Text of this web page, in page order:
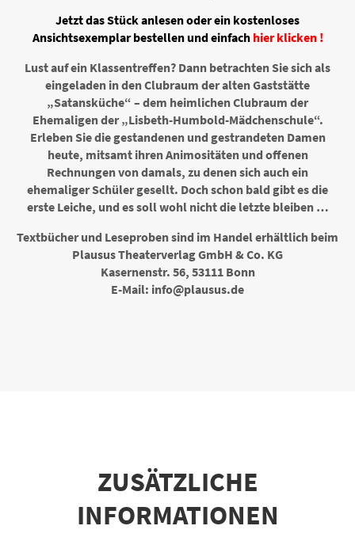
Jetzt das Stück anlesen oder ein kostenloses
Ansichtsexemplar bestellen und einfach hier klicken !
Lust auf ein Klassentreffen? Dann betrachten Sie sich als
eingeladen in den Clubraum der alten Gaststätte
„Satansküche“ – dem heimlichen Clubraum der
Ehemaligen der „Lisbeth-Humbold-Mädchenschule“.
Erleben Sie die gestandenen und gestrandeten Damen
heute, mitsamt ihren Animositäten und offenen
Rechnungen von damals, zu denen sich auch ein
ehemaliger Schüler gesellt. Doch schon bald gibt es die
erste Leiche, und es soll wohl nicht die letzte bleiben …
Textbücher und Leseproben sind im Handel erhältlich beim
Plausus Theaterverlag GmbH & Co. KG
Kasernenstr. 56, 53111 Bonn
E-Mail: info@plausus.de
ZUSÄTZLICHE
INFORMATIONEN